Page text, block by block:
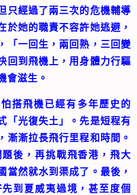
只經過了兩三次的危機輔導
於她的職責不容許她逃避，
「一回生，兩回熟，三回變
回到飛機上，用身體力行驅
會滋生。
飛機已經有多年歷史的
「光復失土」。先是短程有
漸漸拉長飛行里程和時間。
後，再挑戰飛香港，飛大
當然就水到渠成了。最後，
到夏威夷過境，甚至度個